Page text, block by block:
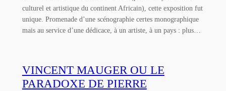
culturel et artistique du continent Africain), cette exposition fut
unique. Promenade d’une scénographie certes monographique
mais au service d’une dédicace, à un artiste, à un pays : plus…
VINCENT MAUGER OU LE
PARADOXE DE PIERRE